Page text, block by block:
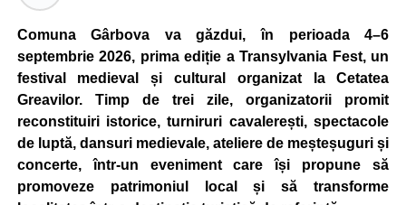
Comuna Gârbova va găzdui, în perioada 4–6
septembrie 2026, prima ediție a Transylvania Fest, un
festival medieval și cultural organizat la Cetatea
Greavilor. Timp de trei zile, organizatorii promit
reconstituiri istorice, turniruri cavalerești, spectacole
de luptă, dansuri medievale, ateliere de meșteșuguri și
concerte, într-un eveniment care își propune să
promoveze patrimoniul local și să transforme